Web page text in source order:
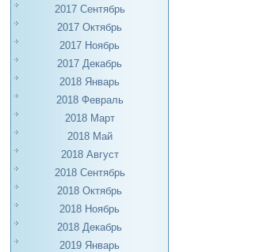
2017 Сентябрь
2017 Октябрь
2017 Ноябрь
2017 Декабрь
2018 Январь
2018 Февраль
2018 Март
2018 Май
2018 Август
2018 Сентябрь
2018 Октябрь
2018 Ноябрь
2018 Декабрь
2019 Январь